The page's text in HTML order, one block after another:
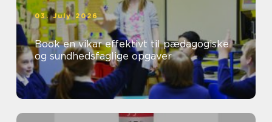
03. July 2026
Book en vikar effektivt til pædagogiske
og sundhedsfaglige opgaver